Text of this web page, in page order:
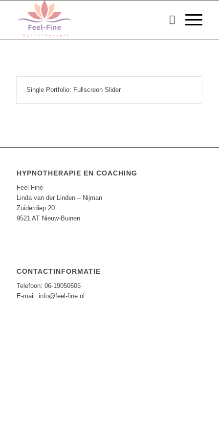
Single Portfolio: Fullscreen Slider
HYPNOTHERAPIE EN COACHING
Feel-Fine
Linda van der Linden – Nijman
Zuiderdiep 20
9521 AT Nieuw-Buinen
CONTACTINFORMATIE
Telefoon: 06-19050605
E-mail: info@feel-fine.nl